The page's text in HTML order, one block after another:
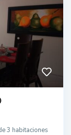
3 habitaciones